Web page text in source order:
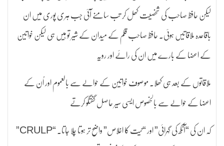
لیکن حافظ صاحب کی شخصیت کھل کر تب سامنے آئی جب ہری پوری میں ان
باقاعدہ ملاقاتیں ہوئی۔ حافظ صاحب قلم کے میدان کے شیر تو ہیں ہی لیکن خواتین
کے اعضا کے بارے میں ان کی رائے اور رویہ
ملاقاتوں کے بعد ہی کھلا۔ موصوف خواتین کے حوالے سے بالعموم اور اُن کے
اعضا کے حوالے سے بالخصوص ایسی سیر حاصل گفتگو کرتے
کہ ان کی “آنکھ کی گہرائی” اور “نیت کا اخلاص” واضح تر ہوتا چلا جاتا۔ “CRULP”